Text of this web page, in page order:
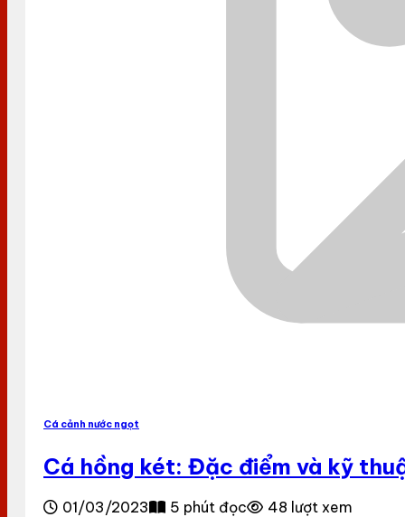
Cá cảnh nước ngọt
Cá hồng két: Đặc điểm và kỹ
01/03/2023 5 phút đọc 48 lượt xem